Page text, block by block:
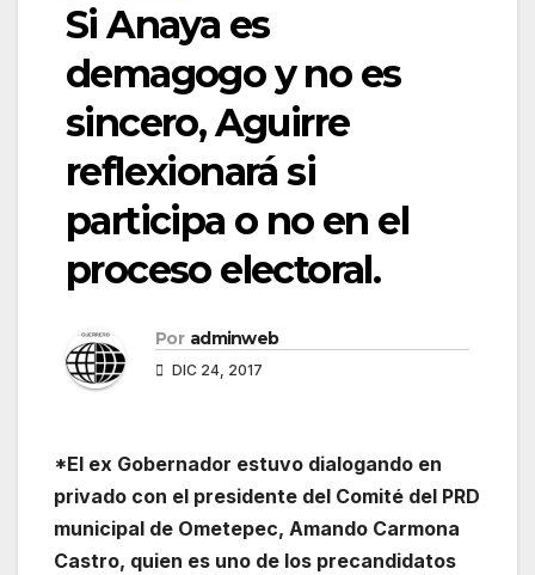
Si Anaya es
demagogo y no es
sincero, Aguirre
reflexionará si
participa o no en el
proceso electoral.
Por adminweb
DIC 24, 2017
*El ex Gobernador estuvo dialogando en
privado con el presidente del Comité del PRD
municipal de Ometepec, Amando Carmona
Castro, quien es uno de los precandidatos